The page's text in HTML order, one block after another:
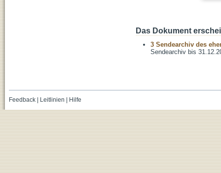
Das Dokument
3 Sendearchiv des
Sendearchiv bis
Feedback| Leitlinien Hilfe